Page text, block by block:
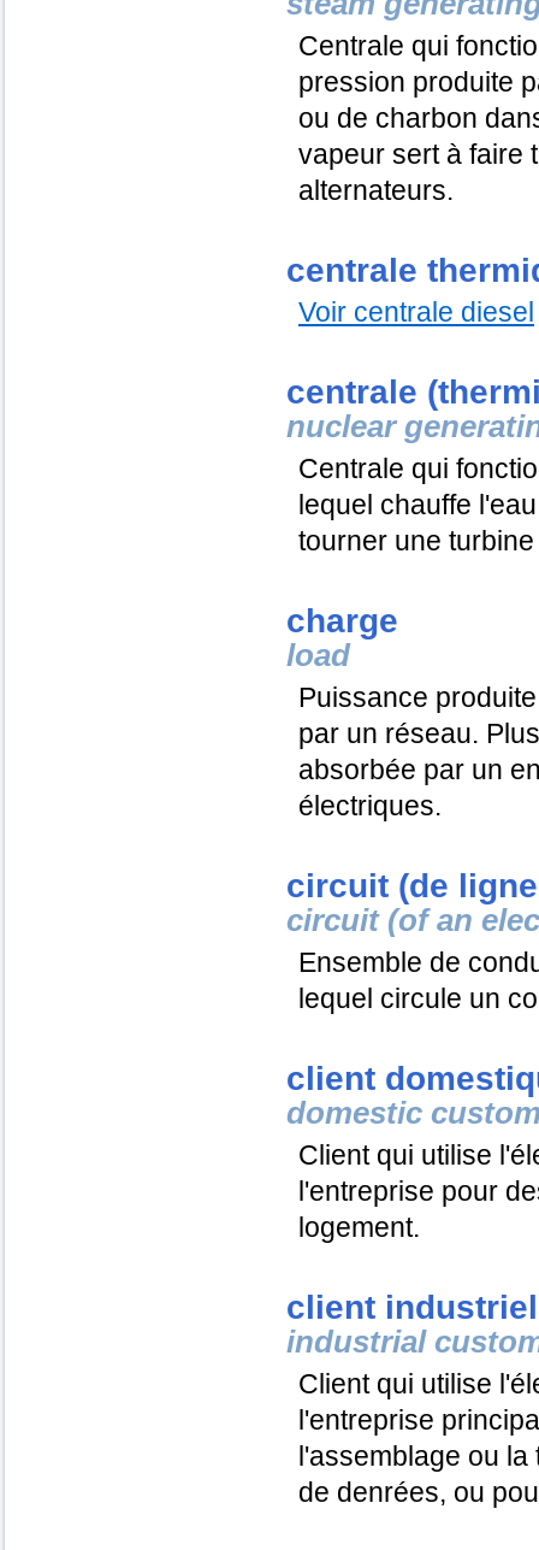
Centrale qui
pression produite
ou de charbon
vapeur sert à faire
alternateurs.
centrale
Voir centrale diesel
centrale
nuclear
Centrale qui
lequel chauffe
tourner une
charge
load
Puissance
par un réseau.
absorbée par un
électriques.
circuit (de
circuit (of an
Ensemble de
lequel circule un
client
domestic
Client qui utilise
l'entreprise pour
logement.
client industriel
industrial
Client qui utilise
l'entreprise
l'assemblage ou
de denrées, ou